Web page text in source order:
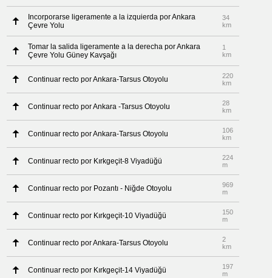
Incorporarse ligeramente a la izquierda por Ankara
Çevre Yolu
34
km
Tomar la salida ligeramente a la derecha por Ankara
Çevre Yolu Güney Kavşağı
1
km
Continuar recto por Ankara-Tarsus Otoyolu
220
km
Continuar recto por Ankara -Tarsus Otoyolu
28
km
Continuar recto por Ankara-Tarsus Otoyolu
106
km
Continuar recto por Kırkgeçit-8 Viyadüğü
224
m
Continuar recto por Pozantı - Niğde Otoyolu
969
m
Continuar recto por Kırkgeçit-10 Viyadüğü
150
m
Continuar recto por Ankara-Tarsus Otoyolu
2
km
Continuar recto por Kırkgeçit-14 Viyadüğü
197
m